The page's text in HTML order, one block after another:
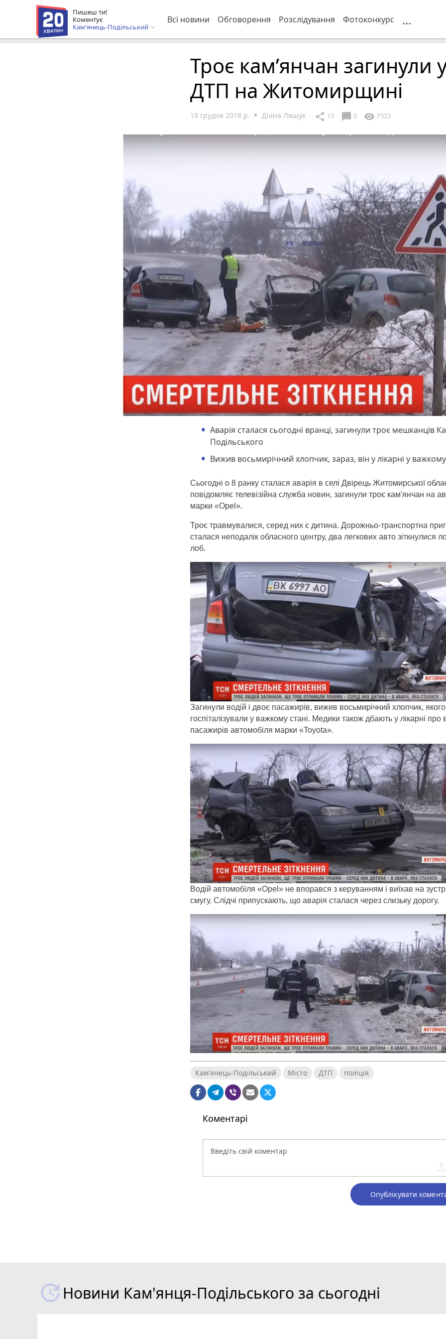
Пишеш ти!
Коментує
Кам'янець-Подільський
Всі новини Обговорення Розслідування Фотоконкурс ...
Троє кам’янчан загинули
ДТП на Житомирщині
18 грудня 2018 р. Діана Ляшук share 13 chat_bubble 0 visibility 7523
Аварія сталася сьогодні вранці, загинули троє мешканців
Подільського
Вижив восьмирічний хлопчик, зараз, він у лікарні у важкому
Сьогодні о 8 ранку сталася аварія в селі Двірець Житомирської
повідомляє телевізійна служба новин, загинули троє кам'янчан на
марки «Opel».
Троє травмувалися, серед них є дитина. Дорожньо-транспортна
сталася неподалік обласного центру, два легкових авто зіткнулися
лоб.
Загинули водій і двоє пасажирів, вижив восьмирічний хлопчик, якого
госпіталізували у важкому стані. Медики також дбають у лікарні про
пасажирів автомобіля марки «Toyota».
Водій автомобіля «Opel» не впорався з керуванням і виїхав на
смугу. Слідчі припускають, що аварія сталася через слизьку дорогу.
Кам'янець-Подільський Місто ДТП поліція
Коментарі
Опублікувати
Новини Кам'янця-Подільського за сьогодні